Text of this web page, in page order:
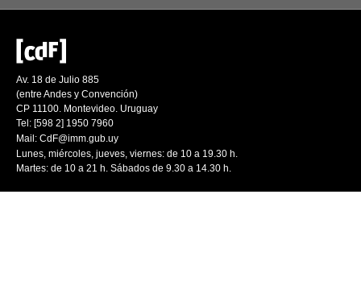
Av. 18 de Julio 885
(entre Andes y Convención)
CP 11100. Montevideo. Uruguay
Tel: [598 2] 1950 7960
Mail: CdF@imm.gub.uy
Lunes, miércoles, jueves, viernes: de 10 a 19.30 h.
Martes: de 10 a 21 h. Sábados de 9.30 a 14.30 h.